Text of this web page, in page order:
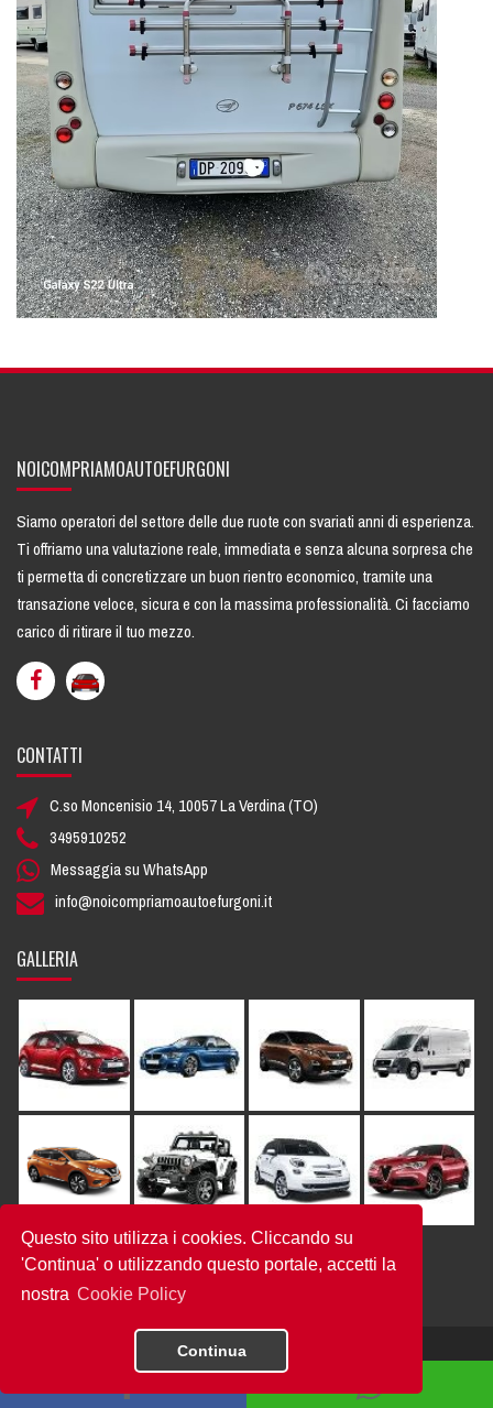
Questo sito utilizza i cookies. Cliccando su
'Continua' o utilizzando questo portale, accetti la
nostra Cookie Policy
Continua
NOICOMPRIAMOAUTOEFURGONI
Siamo operatori del settore delle due ruote con svariati anni di esperienza.
Ti offriamo unavalutazione reale, immediata e senza alcuna sorpresa che
ti permetta di concretizzare un buon rientro economico, tramite una
transazione veloce, sicura e con la massima professionalità. Ci facciamo
carico di ritirare il tuo mezzo.
CONTATTI
C.so Moncenisio 14, 10057 La Verdina (TO)
3495910252
Messaggia su WhatsApp
info@noicompriamoautoefurgoni.it
GALLERIA
© All Rights Reserved, NoiCompriamoAutoeFurgoni.it